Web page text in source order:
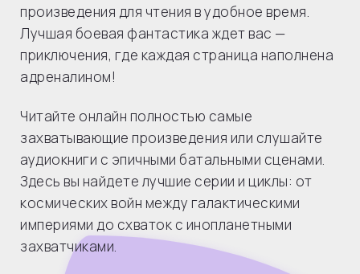
произведения для чтения в удобное время.
Лучшая боевая фантастика ждет вас —
приключения, где каждая страница наполнена
адреналином!
Читайте онлайн полностью самые
захватывающие произведения или слушайте
аудиокниги с эпичными батальными сценами.
Здесь вы найдете лучшие серии и циклы: от
космических войн между галактическими
империями до схваток с инопланетными
захватчиками.